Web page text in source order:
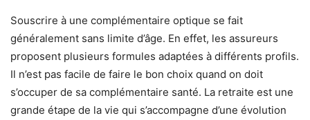
Souscrire à une complémentaire optique se fait
généralement sans limite d’âge. En effet, les assureurs
proposent plusieurs formules adaptées à différents profils.
Il n’est pas facile de faire le bon choix quand on doit
s’occuper de sa complémentaire santé. La retraite est une
grande étape de la vie qui s’accompagne d’une évolution